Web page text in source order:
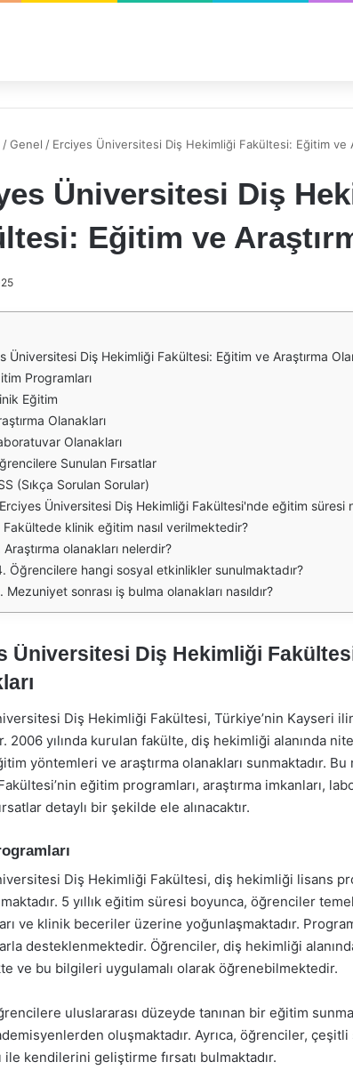
/Genel / Erciyes Üniversitesi Diş Hekimliği Fakültesi: Eğitim ve
Üniversitesi Diş
Eğitim ve
Üniversitesi Diş Hekimliği Fakültesi: Eğitim ve Araştırma
Programları
Eğitim
Olanakları
Olanakları
Sunulan Fırsatlar
(Sıkça Sorulan Sorular)
Üniversitesi Diş Hekimliği Fakültesi'nde eğitim süresi
Fakültede klinik eğitim nasıl verilmektedir?
Araştırma olanakları nelerdir?
Öğrencilere hangi sosyal etkinlikler sunulmaktadır?
Mezuniyet sonrası iş bulma olanakları nasıldır?
Üniversitesi Diş Hekimliği
Diş Hekimliği Fakültesi, Türkiye’nin Kayseri
2006 yılında kurulan fakülte, diş hekimliği alanında
yöntemleri ve araştırma olanakları sunmaktadır.
eğitim programları, araştırma imkanları,
detaylı bir şekilde ele alınacaktır.
Diş Hekimliği Fakültesi, diş hekimliği lisans
5 yıllık eğitim süresi boyunca, öğrenciler
ve klinik beceriler üzerine yoğunlaşmaktadır.
desteklenmektedir. Öğrenciler, diş hekimliği
ve bu bilgileri uygulamalı olarak öğrenebilmektedir.
uluslararası düzeyde tanınan bir eğitim
oluşmaktadır. Ayrıca, öğrenciler,
ile kendilerini geliştirme fırsatı bulmaktadır.